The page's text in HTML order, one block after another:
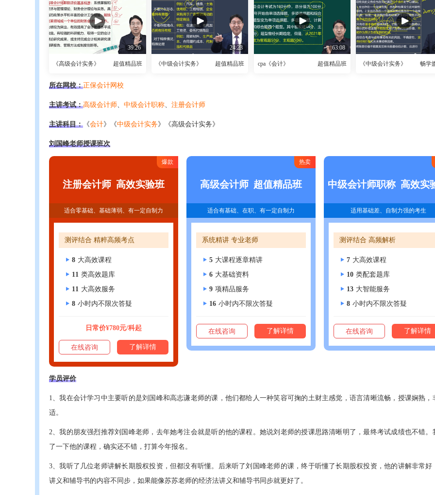
39:26
《高级会计实务》 超值精品班
24:23
《中级会计实务》 超值精品班
63:08
cpa《会计》 超值精品班 《中级会计实务》 畅学
所在网校：正保会计网校
主讲考试：高级会计师、 中级会计职称、 注册会计师
主讲科目：《会计》《中级会计实务》《高级会计实务》
刘国峰老师授课班次
爆款
注册会计师 高效实验班
适合零基础、基础薄弱、有一定自制力
测评结合 精粹高频考点
8 大高效课程
11 类高效题库
11 大高效服务
8 小时内不限次答疑
日常价¥780元/科起
在线咨询 了解详情
热卖
高级会计师 超值精品班
适合有基础、在职、有一定自制力
系统精讲 专业老师
5 大课程逐章精讲
6 大基础资料
9 项精品服务
16 小时内不限次答疑
在线咨询 了解详情
中级会计师职称 高效实
适用基础差、自制力强的考生
测评结合 高频解析
7 大高效课程
10 类配套题库
13 大智能服务
8 小时内不限次答疑
在线咨询 了解详情
学员评价
1、我在会计学习中主要听的是刘国峰和高志谦老师的课，他们都给人一种笑容可掬的土财主感觉，语言清晰流畅，授课娴熟，
适。
2、我的朋友强烈推荐刘国峰老师，去年她考注会就是听的他的课程。她说刘老师的授课思路清晰明了，最终考试成绩也不错。
了一下他的课程，确实还不错，打算今年报名。
3、我听了几位老师讲解长期股权投资，但都没有听懂。后来听了刘国峰老师的课，终于听懂了长期股权投资，他的讲解非常好
讲义和辅导书的内容不同步，如果能像苏苏老师的经济法讲义和辅导书同步就更好了。